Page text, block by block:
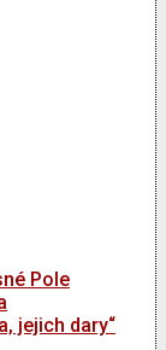
Pole
jejich dary“